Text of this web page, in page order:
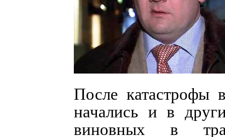
После катастрофы
начались и в
виновных в